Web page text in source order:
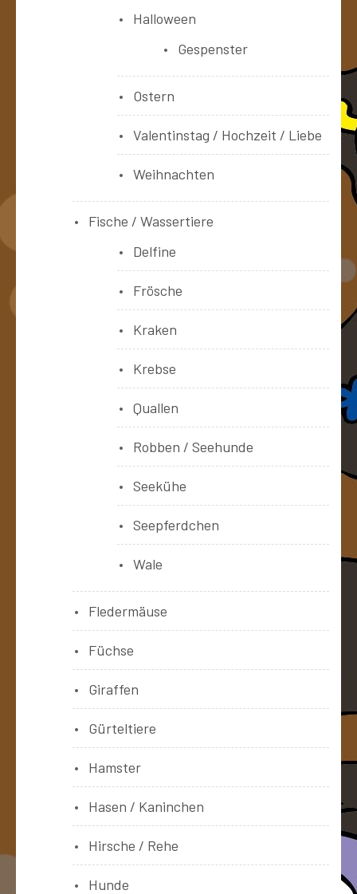
Halloween
Gespenster
Ostern
Valentinstag / Hochzeit / Liebe
Weihnachten
Fische / Wassertiere
Delfine
Frösche
Kraken
Krebse
Quallen
Robben / Seehunde
Seekühe
Seepferdchen
Wale
Fledermäuse
Füchse
Giraffen
Gürteltiere
Hamster
Hasen / Kaninchen
Hirsche / Rehe
Hunde